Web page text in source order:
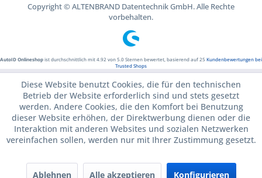
Copyright © ALTENBRAND Datentechnik GmbH. Alle Rechte
vorbehalten.
AutoID Onlineshopist durchschnittlich mit4.92 von5.0Sternen bewertet, basierend auf25 Kundenbewertungen bei
Trusted Shops
Diese Website benutzt Cookies, die für den technischen
Betrieb der Website erforderlich sind und stets gesetzt
werden. Andere Cookies, die den Komfort bei Benutzung
dieser Website erhöhen, der Direktwerbung dienen oder die
Interaktion mit anderen Websites und sozialen Netzwerken
vereinfachen sollen, werden nur mit Ihrer Zustimmung gesetzt.
Ablehnen Alle akzeptieren Konfigurieren